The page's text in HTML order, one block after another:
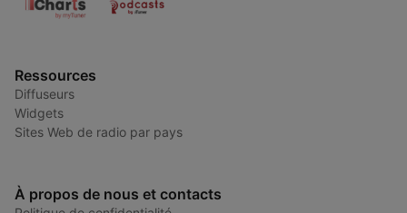
Ressources
Diffuseurs
Widgets
Sites Web de radio par pays
À propos de nous et contacts